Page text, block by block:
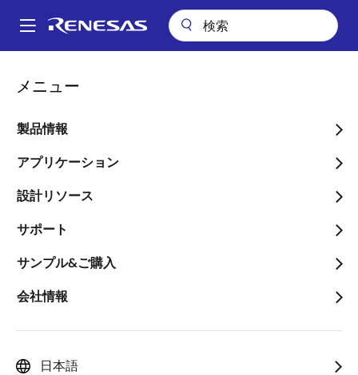
ン
Main
メニュー
製品情報
アプリケーション
設計リソース
サポート
サンプル&ご購入
会社情報
日本語
パ
ン
く
ず
像